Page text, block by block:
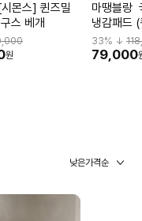
스 베개
원
마땡블랑 국내생산 포르페
냉감패드
ICEPAD-
33% ↓
79,000
낮은가격순